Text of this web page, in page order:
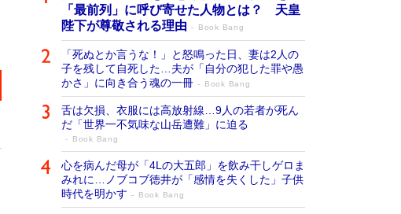
「最前列」に呼び寄せた人物とは？ 天皇
陛下が尊敬される理由
Book Bang
「死ぬとか言うな！」と怒鳴った日、妻は2人の
子を残して自死した…夫が「自分の犯した罪や愚
かさ」に向き合う魂の一冊
Book Bang
舌は欠損、衣服には高放射線…9人の若者が死ん
だ「世界一不気味な山岳遭難」に迫る
Book Bang
心を病んだ母が「4Lの大五郎」を飲み干しゲロま
みれに…ノブコブ徳井が「感情を失くした」子供
時代を明かす
Book Bang